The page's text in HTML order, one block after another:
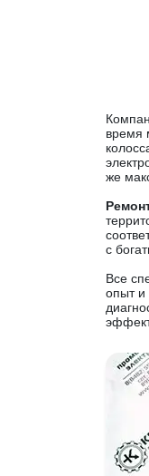
время
же
с
Все
опыт и